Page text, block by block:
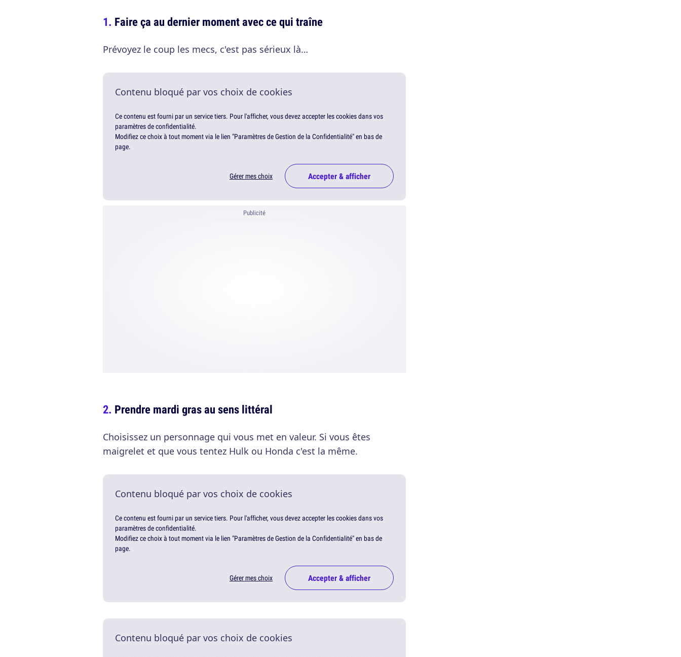
Faire ça au dernier moment avec ce qui traîne
Prévoyez le coup les mecs, c'est pas sérieux là…
Contenu bloqué par vos choix de cookies
Ce contenu est fourni par un service tiers. Pour l'afficher, vous devez accepter les cookies dans vos
paramètres de confidentialité.
Modifiez ce choix à tout moment via le lien "Paramètres de Gestion de la Confidentialité" en bas de
page.
Gérer mes choix Accepter & afficher
Publicité
Prendre mardi gras au sens littéral
Choisissez un personnage qui vous met en valeur. Si vous êtes
maigrelet et que vous tentez Hulk ou Honda c'est la même.
Contenu bloqué par vos choix de cookies
Ce contenu est fourni par un service tiers. Pour l'afficher, vous devez accepter les cookies dans vos
paramètres de confidentialité.
Modifiez ce choix à tout moment via le lien "Paramètres de Gestion de la Confidentialité" en bas de
page.
Gérer mes choix Accepter & afficher
Contenu bloqué par vos choix de cookies